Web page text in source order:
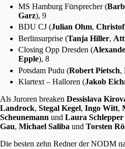
MS Hamburg Fürsprecher (
Garz), 9
BDU CJ (Julian Ohm,
Berlinsurprise (Tanja Hiller,
Closing Opp Dresden (
Epple), 8
Potsdam Pudu (Robert Pietsch,
Klartext – Halloren (Jakob
Als Juroren breaken Dessislava
Landrock, Stegal Kegel, Ingo Witt,
Scheunemann und Laura Schlepper
Gau, Michael Saliba und Torsten
Die besten zehn Redner der NODM